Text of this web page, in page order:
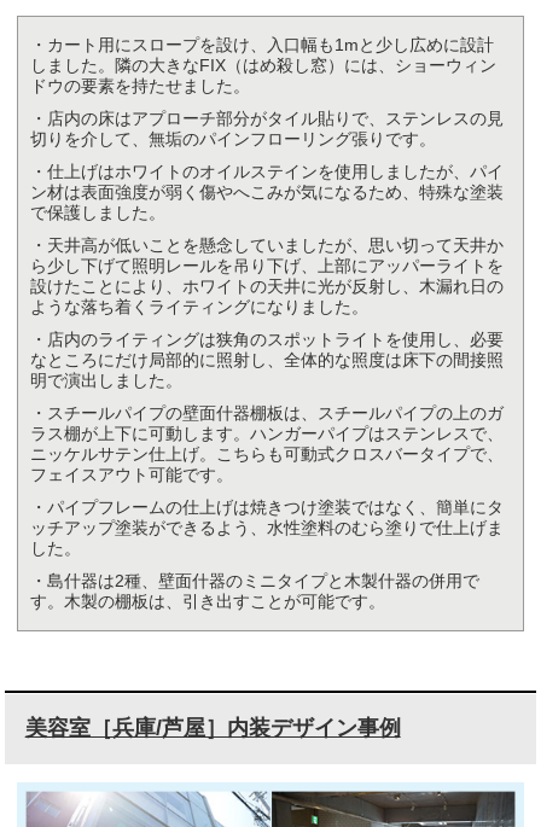
・カート用にスロープを設け、入口幅も1mと少し広めに設計
しました。隣の大きなFIX（はめ殺し窓）には、ショーウィン
ドウの要素を持たせました。
・店内の床はアプローチ部分がタイル貼りで、ステンレスの見
切りを介して、無垢のパインフローリング張りです。
・仕上げはホワイトのオイルステインを使用しましたが、パイ
ン材は表面強度が弱く傷やへこみが気になるため、特殊な塗装
で保護しました。
・天井高が低いことを懸念していましたが、思い切って天井か
ら少し下げて照明レールを吊り下げ、上部にアッパーライトを
設けたことにより、ホワイトの天井に光が反射し、木漏れ日の
ような落ち着くライティングになりました。
・店内のライティングは狭角のスポットライトを使用し、必要
なところにだけ局部的に照射し、全体的な照度は床下の間接照
明で演出しました。
・スチールパイプの壁面什器棚板は、スチールパイプの上のガ
ラス棚が上下に可動します。ハンガーパイプはステンレスで、
ニッケルサテン仕上げ。こちらも可動式クロスバータイプで、
フェイスアウト可能です。
・パイプフレームの仕上げは焼きつけ塗装ではなく、簡単にタ
ッチアップ塗装ができるよう、水性塗料のむら塗りで仕上げま
した。
・島什器は2種、壁面什器のミニタイプと木製什器の併用で
す。木製の棚板は、引き出すことが可能です。
美容室［兵庫/芦屋］内装デザイン事例